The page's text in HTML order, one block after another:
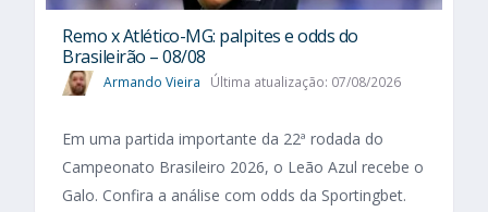
Remo x Atlético-MG: palpites e odds do
Brasileirão – 08/08
Armando Vieira Última atualização: 07/08/2026
Em uma partida importante da 22ª rodada do
Campeonato Brasileiro 2026, o Leão Azul recebe o
Galo. Confira a análise com odds da Sportingbet.